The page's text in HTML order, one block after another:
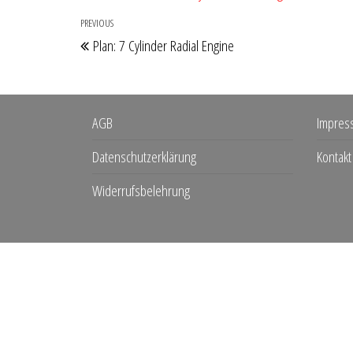
Beitragsnavigation
Previous
Post
PREVIOUS
Plan: 7 Cylinder Radial Engine
AGB
Datenschutzerklärung
Widerrufsbelehrung
Kontakt